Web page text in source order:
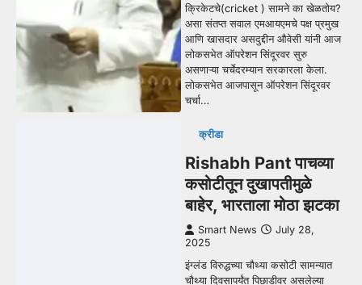
क्रिकेटचे(cricket ) सामने का खेळतोय?
असा संतप्त सवाल एमआयएमचे पक्ष प्रमुख
आणि खासदार असदुद्दीन औवेसी यांनी आज
लोकसभेत ऑपरेशन सिंदूरवर सुरु
असणाऱ्या चर्चेदरम्यान सरकारला केला.
लोकसभेत आजपासून ऑपरेशन सिंदूरवर
चर्चा…
क्रीडा
Rishabh Pant पाचव्या
कसोटीतून दुखापतीमुळे
बाहेर, भारताला मोठा झटका
Smart News
July 28,
2025
इंग्लंड विरुद्धच्या चौथ्या कसोटी सामन्यात
चौथ्या दिवसापर्यंत पिछाडीवर असलेल्या